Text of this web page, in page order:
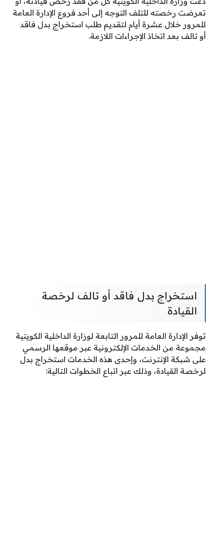
تعرضت رخصته للتلف التوجه إلى أحد فروع الإدارة العامة
للمرور خلال عشرة أيام لتقديم طلب استخراج بدل فاقد
أو تالف بعد اتخاذ الإجراءات اللازمة.
استخراج بدل فاقد أو تالف لرخصة
القيادة
توفر الإدارة العامة للمرور التابعة لوزارة الداخلية الكويتية
مجموعة من الخدمات الإلكترونية عبر موقعها الرسمي
على شبكة الإنترنت، وإحدى هذه الخدمات استخراج بدل
لرخصة القيادة، وذلك عبر اتباع الخطوات التالية: